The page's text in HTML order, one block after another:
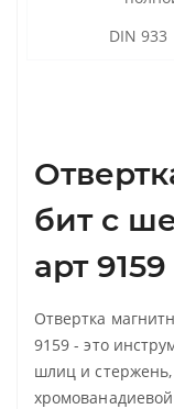
DIN
бит с
арт 9159
Отвертка
9159 - это
шлиц и